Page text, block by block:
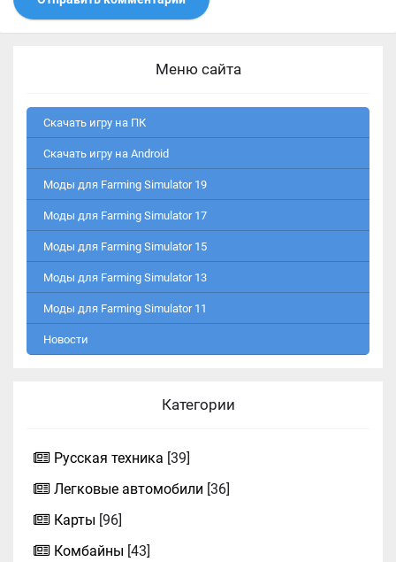
Меню сайта
Скачать игру на ПК
Скачать игру на Android
Моды для Farming Simulator 19
Моды для Farming Simulator 17
Моды для Farming Simulator 15
Моды для Farming Simulator 13
Моды для Farming Simulator 11
Новости
Категории
Русская техника [39]
Легковые автомобили [36]
Карты [96]
Комбайны [43]